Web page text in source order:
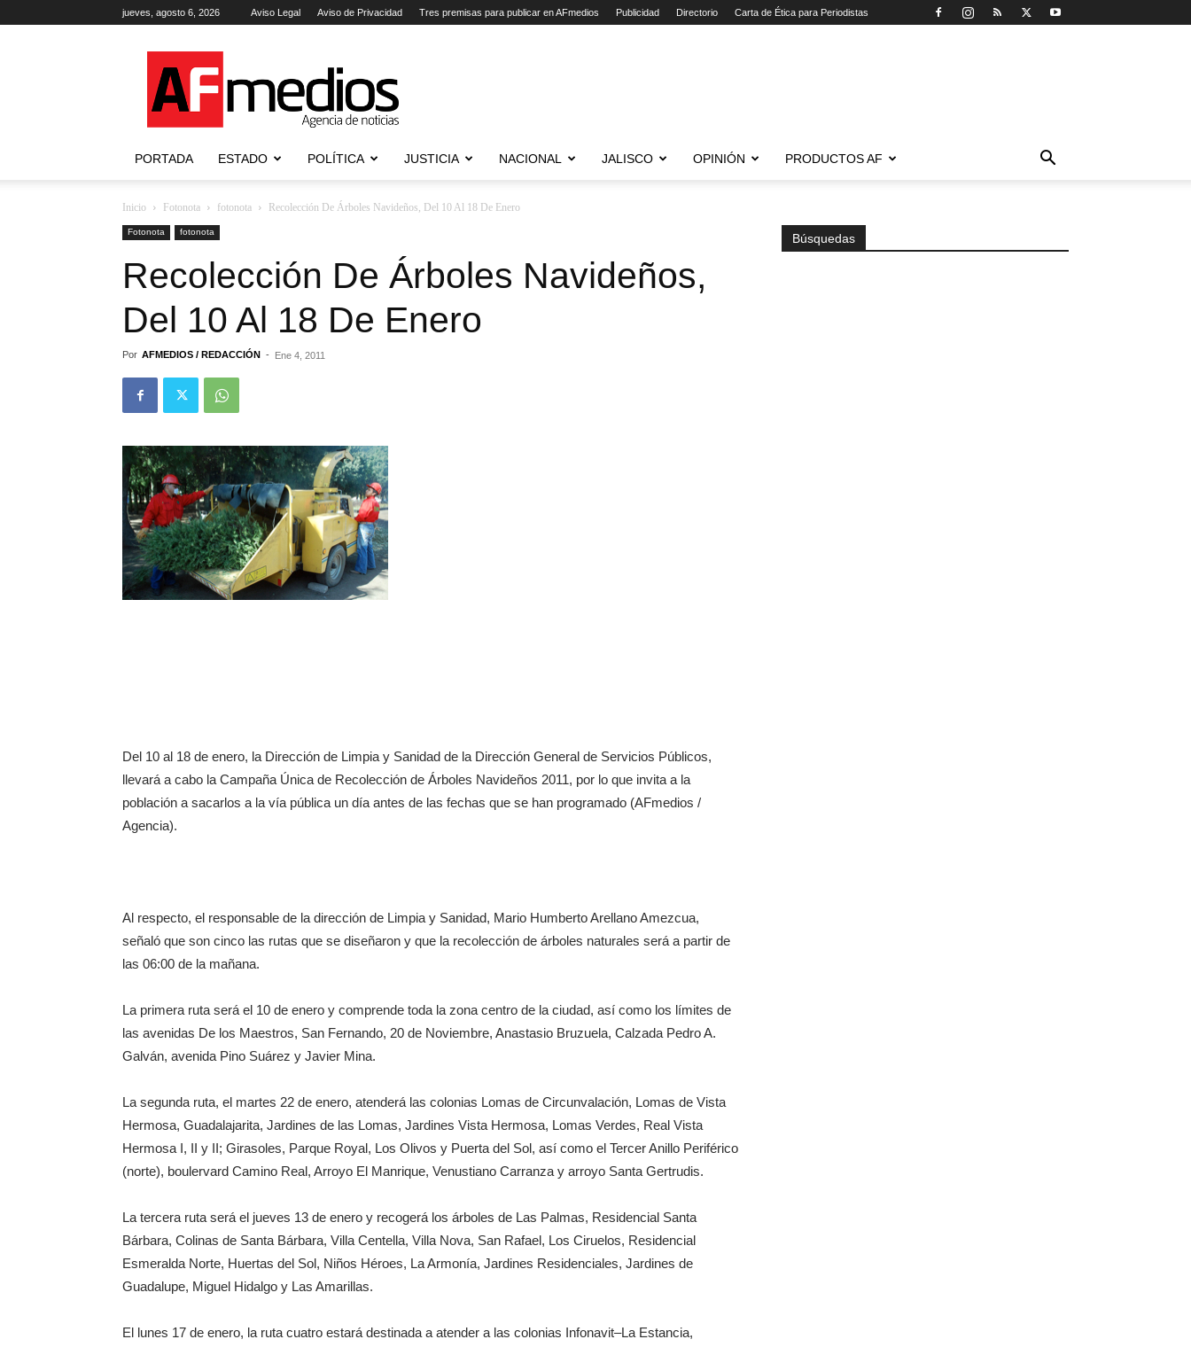
jueves, agosto 6, 2026 Aviso Legal Aviso de Privacidad Tres premisas para publicar en AFmedios Publicidad Directorio Carta de Ética para Periodistas
Agencia
de
Noticias
PORTADA ESTADO POLÍTICA JUSTICIA NACIONAL JALISCO OPINIÓN PRODUCTOS AF
Inicio Fotonota fotonota Recolección De Árboles Navideños, Del 10 Al 18 De Enero
Fotonota fotonota
Recolección De Árboles Navideños,
Del 10 Al 18 De Enero
Por AFMEDIOS / REDACCIÓN - Ene 4, 2011
Del 10 al 18 de enero, la Dirección de Limpia y Sanidad de la Dirección General de Servicios Públicos,
llevará a cabo la Campaña Única de Recolección de Árboles Navideños 2011, por lo que invita a la
población a sacarlos a la vía pública un día antes de las fechas que se han programado (AFmedios /
Agencia).
Al respecto, el responsable de la dirección de Limpia y Sanidad, Mario Humberto Arellano Amezcua,
señaló que son cinco las rutas que se diseñaron y que la recolección de árboles naturales será a partir de
las 06:00 de la mañana.
La primera ruta será el 10 de enero y comprende toda la zona centro de la ciudad, así como los límites de
las avenidas De los Maestros, San Fernando, 20 de Noviembre, Anastasio Bruzuela, Calzada Pedro A.
Galván, avenida Pino Suárez y Javier Mina.
La segunda ruta, el martes 22 de enero, atenderá las colonias Lomas de Circunvalación, Lomas de Vista
Hermosa, Guadalajarita, Jardines de las Lomas, Jardines Vista Hermosa, Lomas Verdes, Real Vista
Hermosa I, II y II; Girasoles, Parque Royal, Los Olivos y Puerta del Sol, así como el Tercer Anillo Periférico
(norte), boulervard Camino Real, Arroyo El Manrique, Venustiano Carranza y arroyo Santa Gertrudis.
La tercera ruta será el jueves 13 de enero y recogerá los árboles de Las Palmas, Residencial Santa
Bárbara, Colinas de Santa Bárbara, Villa Centella, Villa Nova, San Rafael, Los Ciruelos, Residencial
Esmeralda Norte, Huertas del Sol, Niños Héroes, La Armonía, Jardines Residenciales, Jardines de
Guadalupe, Miguel Hidalgo y Las Amarillas.
El lunes 17 de enero, la ruta cuatro estará destinada a atender a las colonias Infonavit–La Estancia,
Búsquedas